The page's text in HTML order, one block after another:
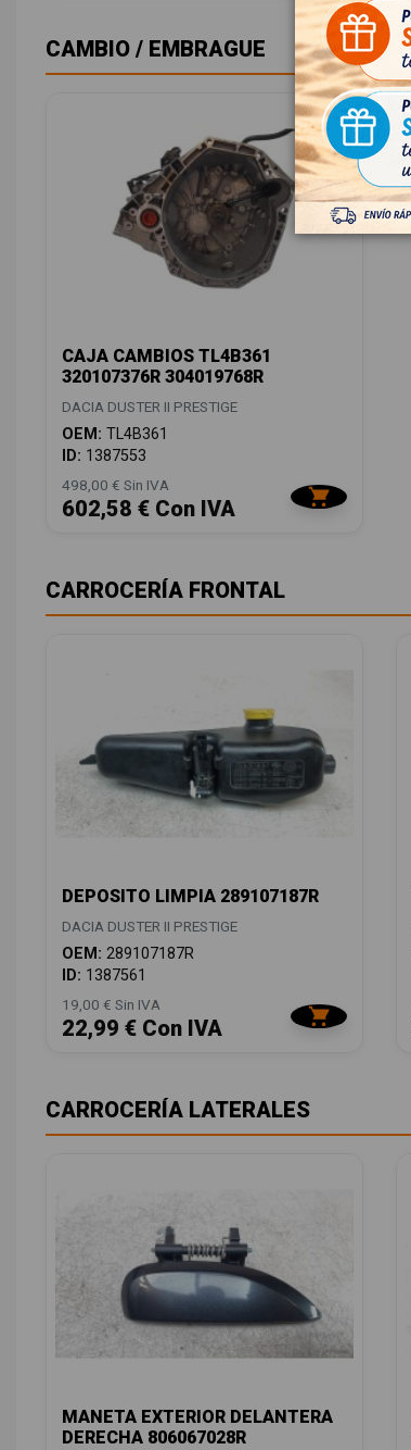
CAMBIO / EMBRAGUE
CAJA CAMBIOS TL4B361
320107376R 304019768R
DACIA DUSTER II PRESTIGE
OEM: TL4B361
ID: 1387553
498,00 € Sin IVA
602,58 € Con IVA
CARROCERÍA FRONTAL
DEPOSITO LIMPIA 289107187R
DACIA DUSTER II PRESTIGE
OEM: 289107187R
ID: 1387561
19,00 € Sin IVA
22,99 € Con IVA
CARROCERÍA LATERALES
MANETA EXTERIOR DELANTERA
DERECHA 806067028R